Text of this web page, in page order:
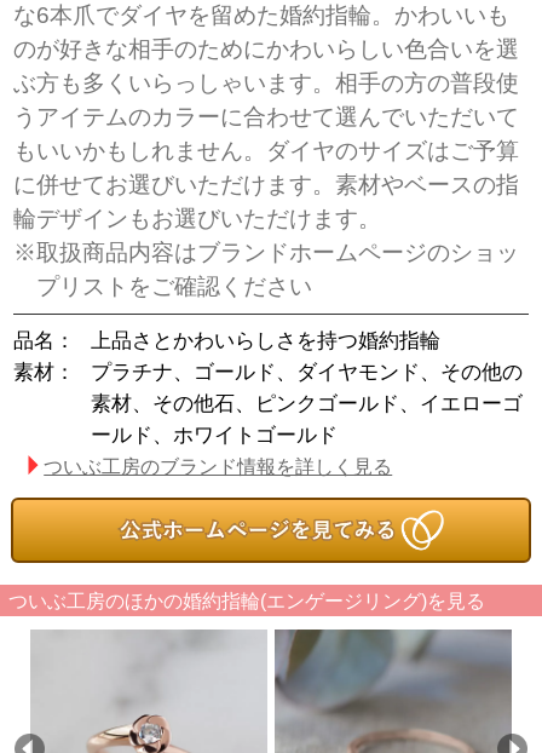
な6本爪でダイヤを留めた婚約指輪。かわいいも
のが好きな相手のためにかわいらしい色合いを選
ぶ方も多くいらっしゃいます。相手の方の普段使
うアイテムのカラーに合わせて選んでいただいて
もいいかもしれません。ダイヤのサイズはご予算
に併せてお選びいただけます。素材やベースの指
輪デザインもお選びいただけます。
※取扱商品内容はブランドホームページのショッ
プリストをご確認ください
品名：
上品さとかわいらしさを持つ婚約指輪
素材：
プラチナ、ゴールド、ダイヤモンド、その他の
素材、その他石、ピンクゴールド、イエローゴ
ールド、ホワイトゴールド
ついぶ工房のブランド情報を詳しく見る
ついぶ工房のほかの婚約指輪(エンゲージリング)を見る